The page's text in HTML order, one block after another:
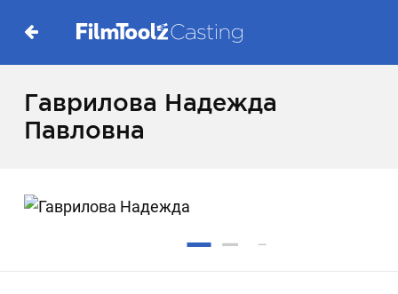
Гаврилова Надежда
Павловна